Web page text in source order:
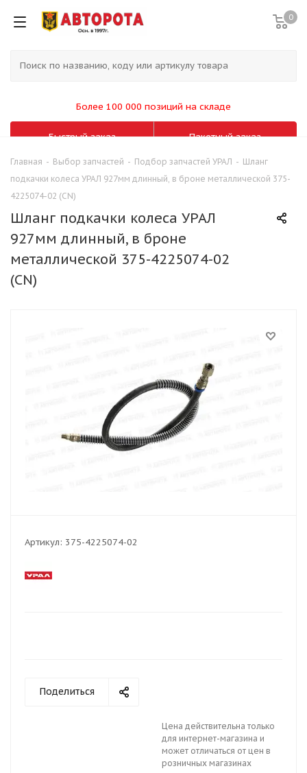
0
Более 100 000 позиций на складе
Быстрый заказ Пакетный заказ
Главная - Выбор запчастей - Подбор запчастей УРАЛ - Шланг
подкачки колеса УРАЛ 927мм длинный, в броне металлической 375-
4225074-02 (CN)
Шланг подкачки колеса УРАЛ
927мм длинный, в броне
металлической 375-4225074-02
(CN)
Артикул: 375-4225074-02
Поделиться
Цена действительна только
для интернет-магазина и
может отличаться от цен в
розничных магазинах